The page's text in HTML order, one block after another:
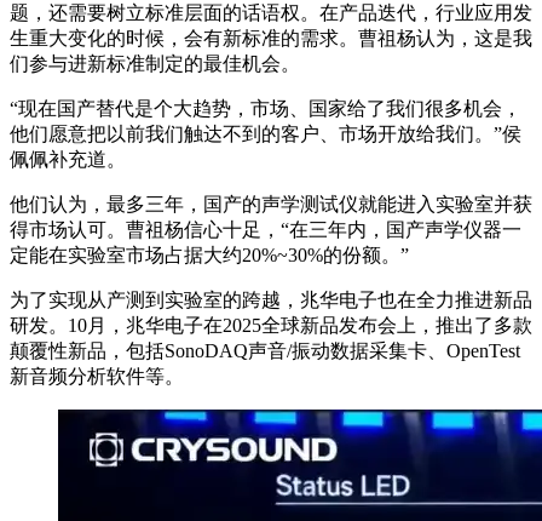
题，还需要树立标准层面的话语权。在产品迭代，行业应用发
生重大变化的时候，会有新标准的需求。曹祖杨认为，这是我
们参与进新标准制定的最佳机会。
“现在国产替代是个大趋势，市场、国家给了我们很多机会，
他们愿意把以前我们触达不到的客户、市场开放给我们。”侯
佩佩补充道。
他们认为，最多三年，国产的声学测试仪就能进入实验室并获
得市场认可。曹祖杨信心十足，“在三年内，国产声学仪器一
定能在实验室市场占据大约20%~30%的份额。”
为了实现从产测到实验室的跨越，兆华电子也在全力推进新品
研发。10月，兆华电子在2025全球新品发布会上，推出了多款
颠覆性新品，包括SonoDAQ声音/振动数据采集卡、OpenTest
新音频分析软件等。